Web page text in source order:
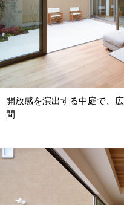
開放感を演出する中庭で、
間